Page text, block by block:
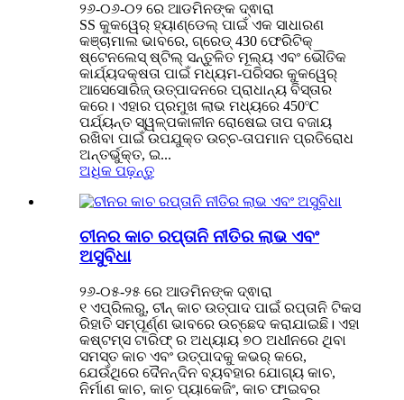
୨୬-୦୬-୦୨ ରେ ଆଡମିନଙ୍କ ଦ୍ଵାରା
SS କୁକୱେର୍ ହ୍ୟାଣ୍ଡେଲ୍‌ ପାଇଁ ଏକ ସାଧାରଣ
କଞ୍ଚାମାଲ ଭାବରେ, ଗ୍ରେଡ୍ 430 ଫେରିଟିକ୍
ଷ୍ଟେନଲେସ୍ ଷ୍ଟିଲ୍ ସନ୍ତୁଳିତ ମୂଲ୍ୟ ଏବଂ ଭୌତିକ
କାର୍ଯ୍ୟଦକ୍ଷତା ପାଇଁ ମଧ୍ୟମ-ପରିସର କୁକୱେର୍
ଆସେସୋରିଜ୍ ଉତ୍ପାଦନରେ ପ୍ରାଧାନ୍ୟ ବିସ୍ତାର
କରେ। ଏହାର ପ୍ରମୁଖ ଲାଭ ମଧ୍ୟରେ 450℃
ପର୍ଯ୍ୟନ୍ତ ସ୍ୱଳ୍ପକାଳୀନ ରୋଷେଇ ତାପ ବଜାୟ
ରଖିବା ପାଇଁ ଉପଯୁକ୍ତ ଉଚ୍ଚ-ତାପମାନ ପ୍ରତିରୋଧ
ଅନ୍ତର୍ଭୁକ୍ତ, ଇ...
ଅଧିକ ପଢ଼ନ୍ତୁ
ଚୀନର କାଚ ରପ୍ତାନି ନୀତିର ଲାଭ ଏବଂ
ଅସୁବିଧା
୨୬-୦୫-୨୫ ରେ ଆଡମିନଙ୍କ ଦ୍ଵାରା
୧ ଏପ୍ରିଲରୁ, ଚୀନ୍ କାଚ ଉତ୍ପାଦ ପାଇଁ ରପ୍ତାନି ଟିକସ
ରିହାତି ସମ୍ପୂର୍ଣ୍ଣ ଭାବରେ ଉଚ୍ଛେଦ କରାଯାଇଛି। ଏହା
କଷ୍ଟମ୍ସ ଟାରିଫ୍ ର ଅଧ୍ୟାୟ ୭୦ ଅଧୀନରେ ଥିବା
ସମସ୍ତ କାଚ ଏବଂ ଉତ୍ପାଦକୁ କଭର୍ କରେ,
ଯେଉଁଥିରେ ଦୈନନ୍ଦିନ ବ୍ୟବହାର ଯୋଗ୍ୟ କାଚ,
ନିର୍ମାଣ କାଚ, କାଚ ପ୍ୟାକେଜିଂ, କାଚ ଫାଇବର